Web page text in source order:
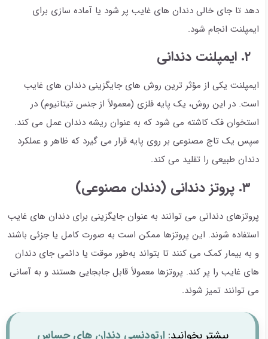
دهد تا جای خالی دندان های غایب پر شود یا آماده سازی برای
ایمپلنت انجام شود.
ایمپلنت یکی از مؤثر ترین روش های جایگزینی دندان های غایب
است. در این روش، یک پایه فلزی (معمولاً از جنس تیتانیوم) در
استخوان فک کاشته می شود که به عنوان ریشه دندان عمل می کند.
سپس یک تاج مصنوعی بر روی پایه قرار می گیرد که ظاهر و عملکرد
دندان طبیعی را تقلید می کند.
پروتزهای دندانی می توانند به عنوان جایگزینی برای دندان های غایب
استفاده شوند. این پروتزها ممکن است به صورت کامل یا جزئی باشند
و به بیمار کمک می کنند تا بتواند به‌طور موقت یا دائمی جای دندان
های غایب را پر کند. پروتزها معمولاً قابل جابجایی هستند و به آسانی
می توانند تمیز شوند.
بیشتر بخوانید: ارتودنسی دندان های حساس